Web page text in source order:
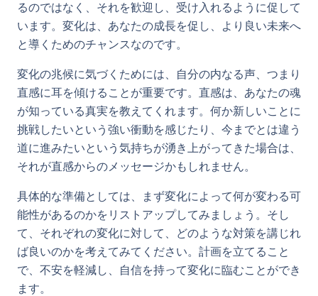
るのではなく、それを歓迎し、受け入れるように促して
います。変化は、あなたの成長を促し、より良い未来へ
と導くためのチャンスなのです。
変化の兆候に気づくためには、自分の内なる声、つまり
直感に耳を傾けることが重要です。直感は、あなたの魂
が知っている真実を教えてくれます。何か新しいことに
挑戦したいという強い衝動を感じたり、今までとは違う
道に進みたいという気持ちが湧き上がってきた場合は、
それが直感からのメッセージかもしれません。
具体的な準備としては、まず変化によって何が変わる可
能性があるのかをリストアップしてみましょう。そし
て、それぞれの変化に対して、どのような対策を講じれ
ば良いのかを考えてみてください。計画を立てること
で、不安を軽減し、自信を持って変化に臨むことができ
ます。